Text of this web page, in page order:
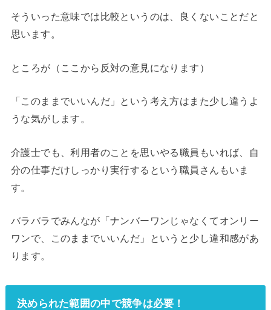
そういった意味では比較というのは、良くないことだと
思います。
ところが（ここから反対の意見になります）
「このままでいいんだ」という考え方はまた少し違うよ
うな気がします。
介護士でも、利用者のことを思いやる職員もいれば、自
分の仕事だけしっかり実行するという職員さんもいま
す。
バラバラでみんなが「ナンバーワンじゃなくてオンリー
ワンで、このままでいいんだ」というと少し違和感があ
ります。
決められた範囲の中で競争は必要！